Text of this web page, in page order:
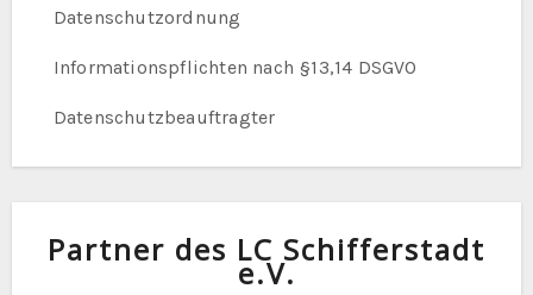
Datenschutzordnung
Informationspflichten nach §13,14 DSGVO
Datenschutzbeauftragter
Partner des LC Schifferstadt
e.V.